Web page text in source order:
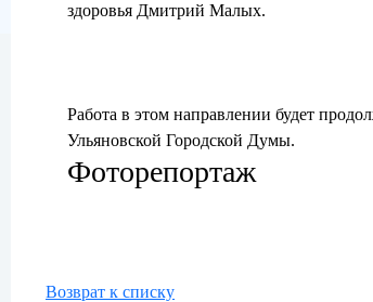
здоровья Дмитрий Малых.
Работа в этом направлении будет
Ульяновской Городской Думы.
Фоторепортаж
Возврат к списку